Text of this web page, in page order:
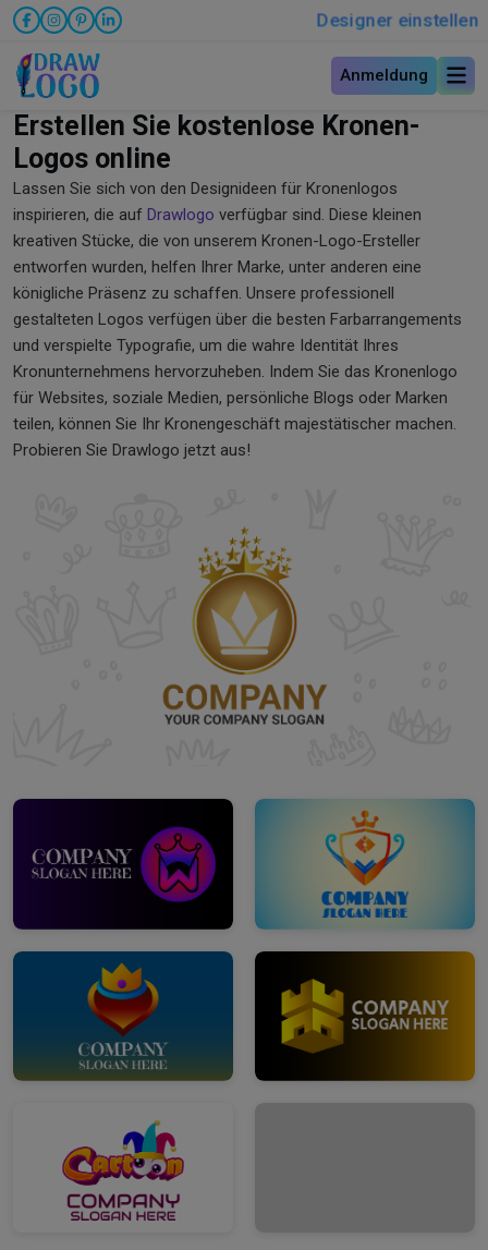
Designer einstellen
Anmeldung
Erstellen Sie kostenlose Kronen-
Logos online
Lassen Sie sich von den Designideen für Kronenlogos
inspirieren, die auf Drawlogo verfügbar sind. Diese kleinen
kreativen Stücke, die von unserem Kronen-Logo-Ersteller
entworfen wurden, helfen Ihrer Marke, unter anderen eine
königliche Präsenz zu schaffen. Unsere professionell
gestalteten Logos verfügen über die besten Farbarrangements
und verspielte Typografie, um die wahre Identität Ihres
Kronunternehmens hervorzuheben. Indem Sie das Kronenlogo
für Websites, soziale Medien, persönliche Blogs oder Marken
teilen, können Sie Ihr Kronengeschäft majestätischer machen.
Probieren Sie Drawlogo jetzt aus!